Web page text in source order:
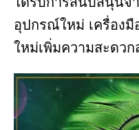
อุปกรณ์ใหม่ เครื่อง
ใหม่เพิ่มความสะดว